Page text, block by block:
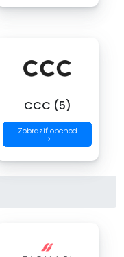
CCC (5)
Zobraziť obchod
→